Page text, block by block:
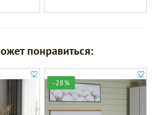
понравиться:
-28%